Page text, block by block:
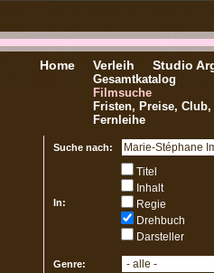
Home Verleih
Gesamtkatalog
Filmsuche
Fristen, Preise,
Fernleihe
Studio
Suche nach:
In:
Titel
Inhalt
Regie
Drehbuch
Darsteller
Genre: